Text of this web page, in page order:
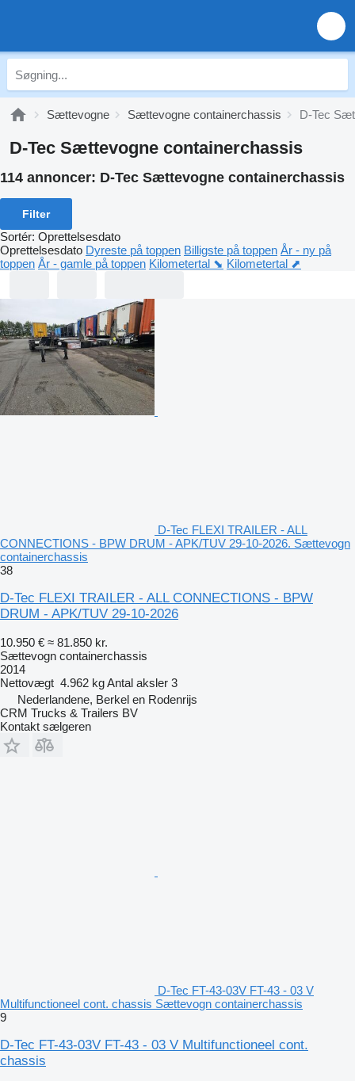
Sættevogne Sættevogne containerchassis D-Tec
D-Tec Sættevogne containerchassis
114 annoncer: D-Tec Sættevogne containerchassis
Filter
Sortér: Oprettelsesdato
Oprettelsesdato Dyreste på toppen Billigste på toppen År - ny på
toppen År - gamle på toppen Kilometertal ⬊ Kilometertal ⬈
D-Tec FLEXI TRAILER - ALL
CONNECTIONS - BPW DRUM - APK/TUV 29-10-2026. Sættevogn
containerchassis
38
D-Tec FLEXI TRAILER - ALL CONNECTIONS - BPW
DRUM - APK/TUV 29-10-2026
10.950 € ≈ 81.850 kr.
Sættevogn containerchassis
2014
Nettovægt 4.962 kgAntal aksler 3
Nederlandene, Berkel en Rodenrijs
CRM Trucks & Trailers BV
Kontakt sælgeren
D-Tec FT-43-03V FT-43 - 03 V
Multifunctioneel cont. chassis Sættevogn containerchassis
9
D-Tec FT-43-03V FT-43 - 03 V Multifunctioneel cont.
chassis